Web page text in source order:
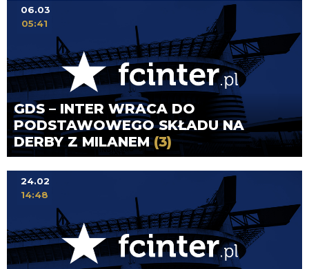
GDS – INTER WRACA DO
PODSTAWOWEGO SKŁADU NA
DERBY Z MILANEM(3)
06.03
05:41
24.02
14:48